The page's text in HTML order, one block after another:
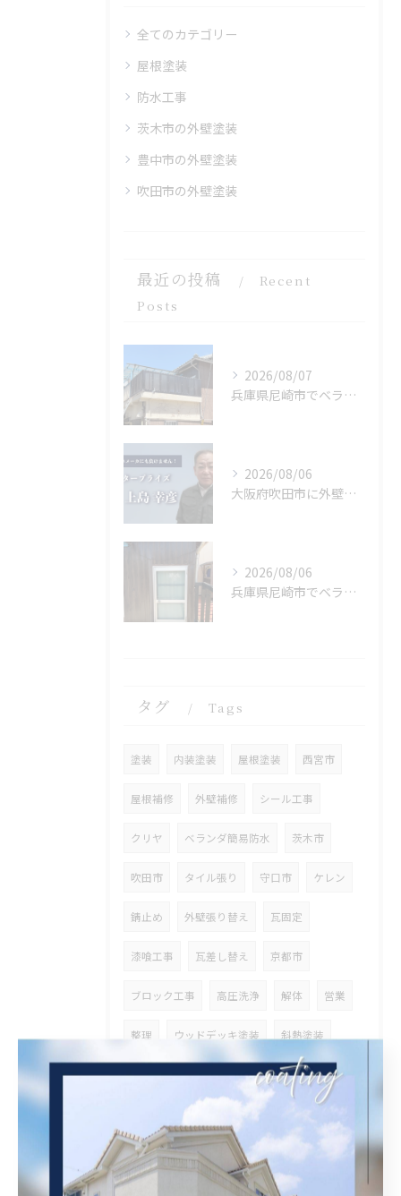
全てのカテゴリー
屋根塗装
防水工事
茨木市の外壁塗装
豊中市の外壁塗装
吹田市の外壁塗装
最近の投稿
Recent
Posts
2026/08/07
兵庫県尼崎市でベランダリフォームを完工しました。
2026/08/06
大阪府吹田市に外壁フル塗装､シーリング工事､ベランダ簡易防水工事､エアコン脱却の現地調査に行きました。
2026/08/06
兵庫県尼崎市でベランダリフォームを施工してます。
タグ Tags
塗装 内装塗装 屋根塗装 西宮市
屋根補修 外壁補修 シール工事
クリヤ ベランダ簡易防水 茨木市
吹田市 タイル張り 守口市 ケレン
錆止め 外壁張り替え 瓦固定
漆喰工事 瓦差し替え 京都市
ブロック工事 高圧洗浄 解体 営業
整理 ウッドデッキ塗装 斜熱塗装
鉄骨塗装 タスペーサー 高石市
ベランダ防水 兵庫県
オイルステン 大阪府 外壁斜熱塗装
足場組立 天井解体